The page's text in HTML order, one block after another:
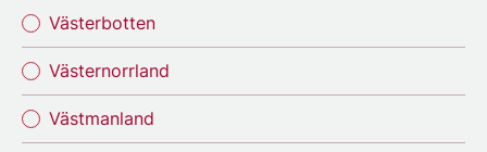
Västerbotten
Västernorrland
Västmanland